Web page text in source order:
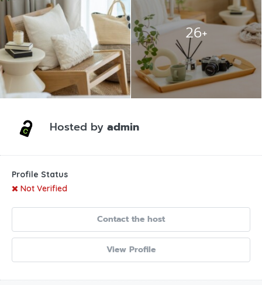
26+
Hosted by admin
Profile Status
Not Verified
Contact the host
View Profile